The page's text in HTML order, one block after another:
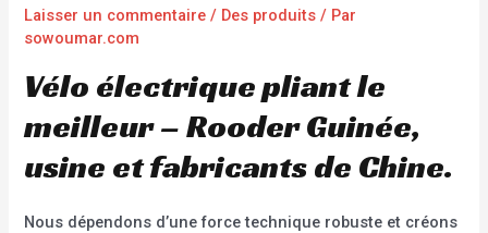
Laisser un commentaire / Des produits / Par
sowoumar.com
Vélo électrique pliant le
meilleur – Rooder Guinée,
usine et fabricants de Chine.
Nous dépendons d’une force technique robuste et créons